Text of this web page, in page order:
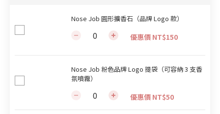
Nose Job 圓形擴香石（品牌 Logo 款）
優惠價 NT$150
Nose Job 粉色品牌 Logo 提袋（可容納 3 支香
氛噴霧）
優惠價 NT$50